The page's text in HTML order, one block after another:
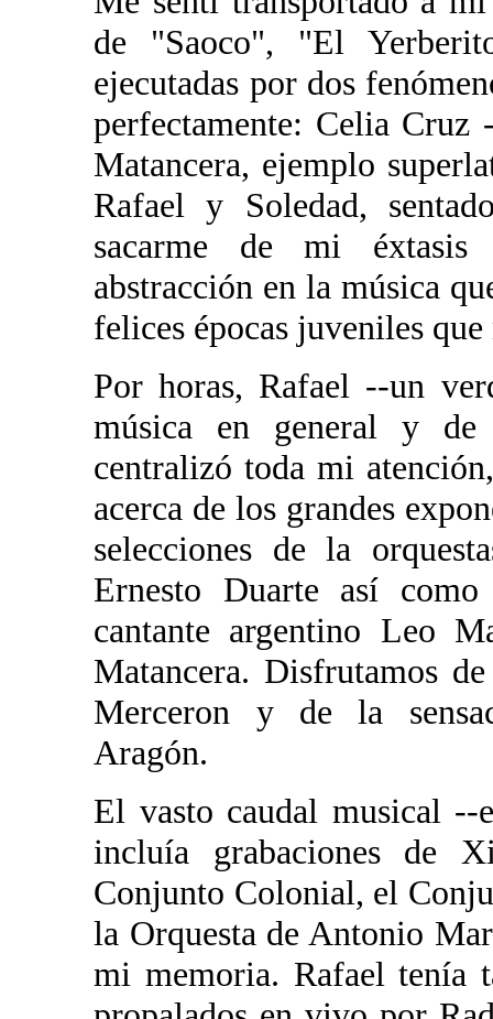
de "Saoco", "El
ejecutadas por dos
perfectamente: Celia
Matancera, ejemplo
Rafael y Soledad,
sacarme de mi éxtasis
abstracción en la música
felices épocas juveniles
Por horas, Rafael --un
música en general y
centralizó toda mi
acerca de los grandes
selecciones de la
Ernesto Duarte así
cantante argentino Leo
Matancera. Disfrutamos
Merceron y de la
Aragón.
El vasto caudal musical
incluía grabaciones de
Conjunto Colonial, el
la Orquesta de Antonio
mi memoria. Rafael tenía